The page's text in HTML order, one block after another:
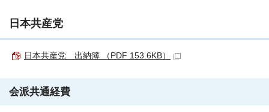
日本共産党
日本共産党 出納簿 （PDF 153.6KB）
会派共通経費